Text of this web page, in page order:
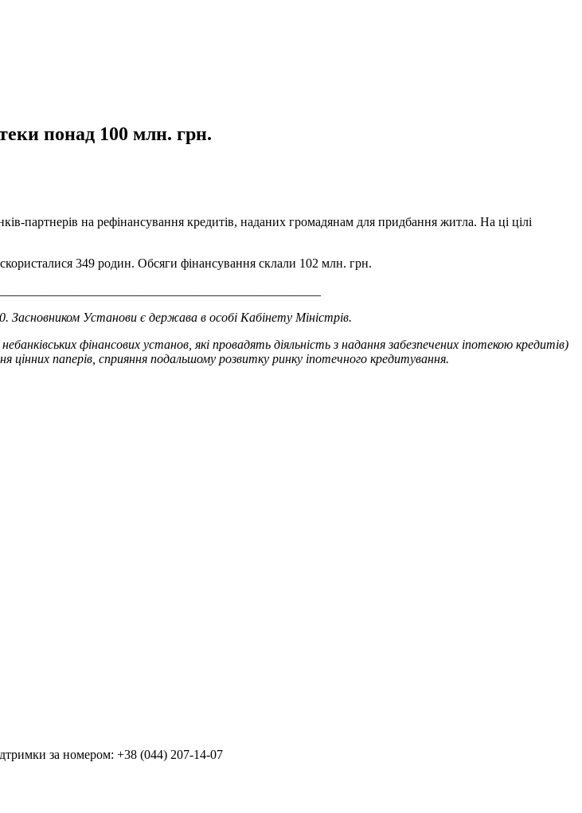
понад 100 млн. грн.
партнерів на рефінансування кредитів, наданих громадянам для придбання житла. На ці цілі
349 родин. Обсяги фінансування склали 102 млн. грн.
Установи є держава в особі Кабінету Міністрів.
фінансових установ, які провадять діяльність з надання забезпечених іпотекою кредитів)
цінних паперів, сприяння подальшому розвитку ринку іпотечного кредитування.
за номером: +38 (044) 207-14-07